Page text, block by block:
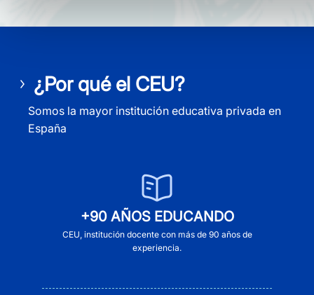
¿Por qué el CEU?
Somos la mayor institución educativa privada en
España
+90 AÑOS EDUCANDO
CEU, institución docente con más de 90 años de
experiencia.